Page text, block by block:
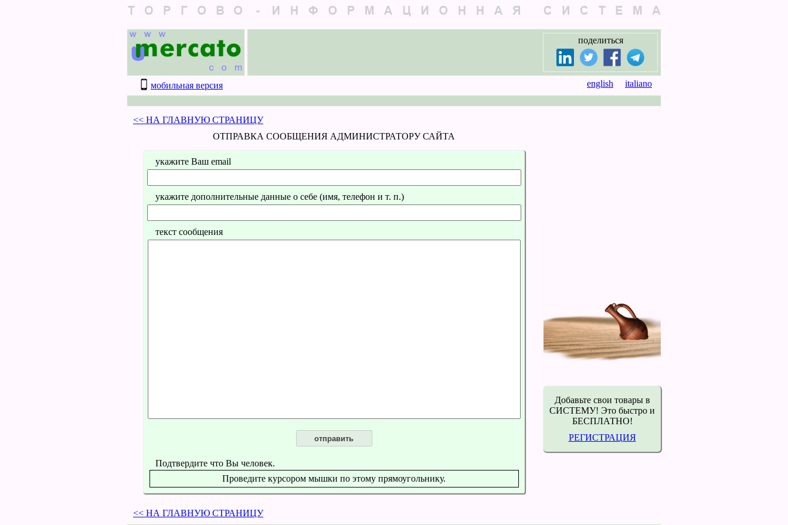
поделиться
мобильная версия english italiano
<< НА ГЛАВНУЮ СТРАНИЦУ
ОТПРАВКА СООБЩЕНИЯ АДМИНИСТРАТОРУ САЙТА
укажите Ваш email
укажите дополнительные данные о себе (имя, телефон и т. п.)
текст сообщения
отправить
Подтвердите что Вы человек.
Проведите курсором мышки по этому прямоугольнику.
<< НА ГЛАВНУЮ СТРАНИЦУ
Добавьте свои товары в
СИСТЕМУ! Это быстро и
БЕСПЛАТНО!
РЕГИСТРАЦИЯ